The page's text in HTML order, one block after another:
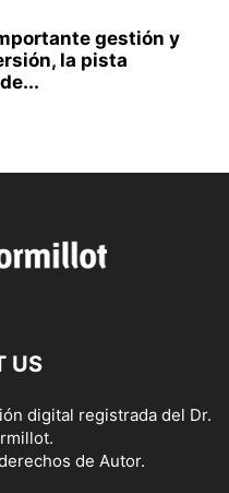
gestión y
la pista
US
digital registrada del Dr.
de Autor.